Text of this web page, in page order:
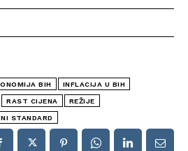
BIH INFLACIJA U BIH
RAST CIJENA REŽIJE
STANDARD